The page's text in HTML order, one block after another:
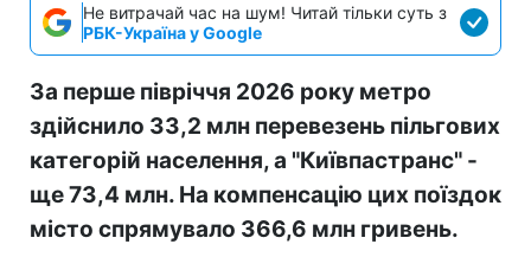
Не витрачай час на шум! Читай тільки суть з
РБК-Україна у Google
За перше півріччя 2026 року метро
здійснило 33,2 млн перевезень пільгових
категорій населення, а "Київпастранс" -
ще 73,4 млн. На компенсацію цих поїздок
місто спрямувало 366,6 млн гривень.